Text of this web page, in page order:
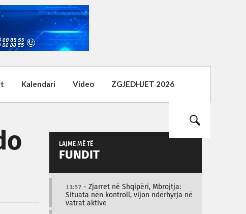
Kalendari Video ZGJEDHJET 2026
LAJME MË TË
FUNDIT
11:57 - Zjarret në Shqipëri, Mbrojtja:
Situata nën kontroll, vijon ndërhyrja në
vatrat aktive